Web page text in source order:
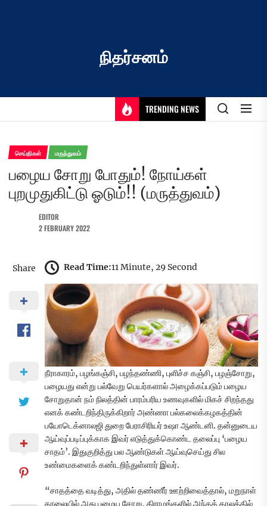
நிதர்சனம்
TRENDING NEWS
செய்திகள் மருத்துவம்
பழைய சோறு போதும்! நோய்கள்
புறமுதுகிட்டு ஓடும்!! (மருத்துவம்)
EDITOR
2 FEBRUARY 2022
Share Read Time:11 Minute, 29 Second
நீராகாரம், பழங்கஞ்சி, பழந்தண்ணி, புளிச்ச கஞ்சி, பழஞ்சோறு,
பழையது என்று பல்வேறு பெயர்களால் அழைக்கப்படும் பழைய
சோறுதான் நம் நிலத்தின் பாரம்பரிய உணவுகளில் மிகச் சிறந்தது
எனக் கண்டறிந்திருக்கிறார் அண்ணா பல்கலைக்கழகத்தின்
பயோடெக்னாலஜி துறை பேராசிரியர் உஷா ஆண்டனி. தன்னுடைய
ஆய்வுப்படிப்புக்காக இவர் எடுத்துக்கொண்ட தலைப்பு ‘பழைய
சாதம்’. இதுகுறித்து பல ஆண்டுகள் ஆய்வுசெய்து சில
உண்மைகளைக் கண்டறிந்துள்ளார் இவர்.
“சாதத்தை வடித்து, அதில் தண்ணீர் ஊற்றிவைத்தால், மறுநாள்
காலையில் அது பழைய சோறு. கிராமங்களில் அந்தக் காலத்தில்